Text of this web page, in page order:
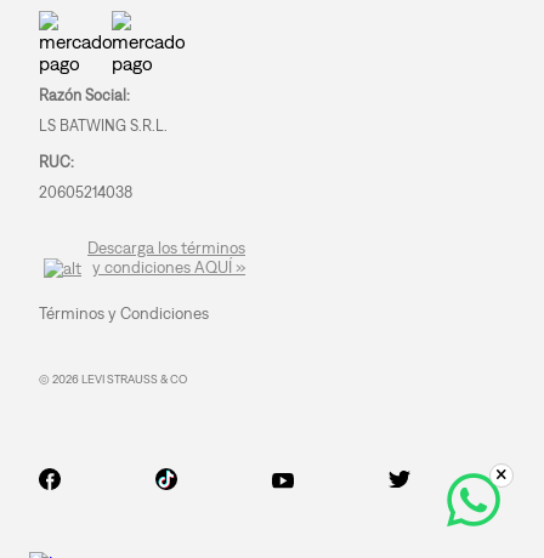
Razón Social:
LS BATWING S.R.L.
RUC:
20605214038
Descarga los términos
y condiciones AQUÍ »
Términos y Condiciones
© 2026 LEVI STRAUSS & CO